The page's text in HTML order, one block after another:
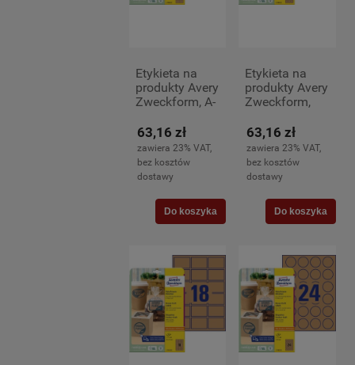
Etykieta na
produkty Avery
Zweckform, A-
57mm, 25
arkuszy (10)
63,16 zł
zawiera 23% VAT,
bez kosztów
dostawy
Do koszyka
Etykieta na
produkty Avery
Zweckform,
okrągłe 25
arkuszy (12)
63,16 zł
zawiera 23% VAT,
bez kosztów
dostawy
Do koszyka